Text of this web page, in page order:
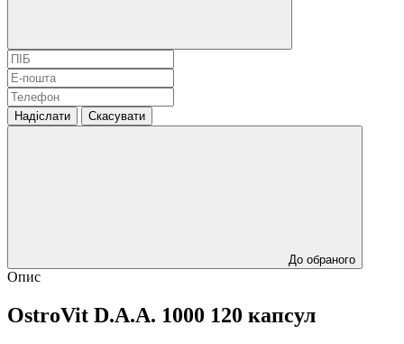
Надіслати Скасувати
До обраного
Опис
OstroVit D.A.A. 1000 120 капсул